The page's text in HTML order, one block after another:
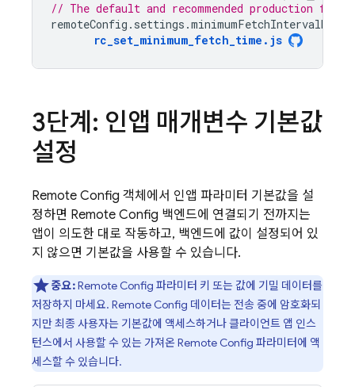
// The default and recommended production
remoteConfig . settings .
rc_set_minimum_fetch_time . js
3단계: 인앱 매개변수 기본값
설정
Remote Config 객체에서 인앱 파라미터 기본값을 설
정하면 Remote Config 백엔드에 연결되기 전까지는
앱이 의도한 대로 작동하고, 백엔드에 값이 설정되어 있
지 않으면 기본값을 사용할 수 있습니다.
중요:Remote Config 파라미터 키 또는 값에 기밀 데이터를
저장하지 마세요. Remote Config 데이터는 전송 중에 암호화되
지만 최종 사용자는 기본값에 액세스하거나 클라이언트 앱 인스
턴스에서 사용할 수 있는 가져온Remote Config 파라미터에 액
세스할 수 있습니다.